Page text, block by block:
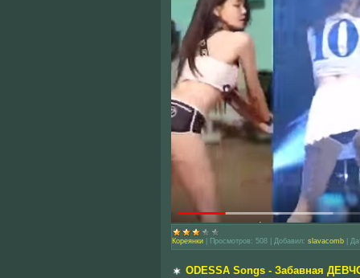
Кореянки Просмотров: 508 Добавил: slavacomb
ODESSA Songs - Забавная